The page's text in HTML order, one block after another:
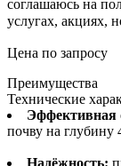
соглашаюсь на
услугах, акциях,
Цена по запросу
Преимущества
Технические
Эффективная
почву на глубину